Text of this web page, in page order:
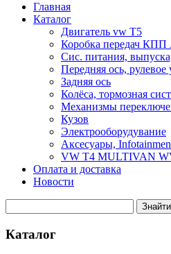
Главная
Каталог
Двигатель vw T5
Коробка передач
Сис. питания,
Передняя ось, рулевое
Задняя ось
Колёса, тормозная
Механизмы
Кузов
Электрооборудувание
Аксесуары,
VW T4 MULTIVAN
Оплата и доставка
Новости
Каталог